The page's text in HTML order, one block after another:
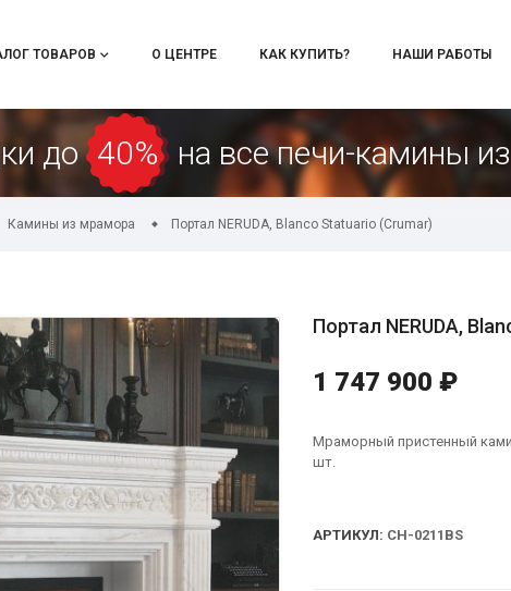
ТОВАРОВ О ЦЕНТРЕ КАК КУПИТЬ? НАШИ РАБОТЫ
до 40% на все печи-камины
Камины из мрамора Портал NERUDA, Blanco Statuario (Crumar)
Портал NERUDA,
1 747 900 ₽
Мраморный пристенный
шт.
АРТИКУЛ: CH-0211BS